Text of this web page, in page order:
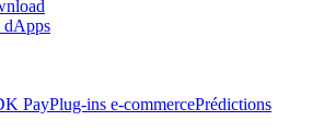
dApps
PayPlug-ins e-commercePrédictions